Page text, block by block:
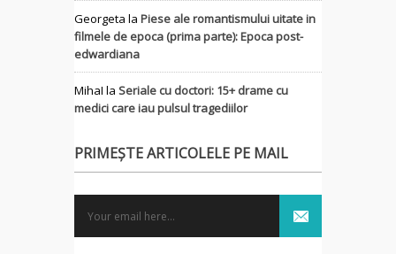
Georgeta la Piese ale romantismului uitate in
filmele de epoca (prima parte): Epoca post-
edwardiana
MihaI la Seriale cu doctori: 15+ drame cu
medici care iau pulsul tragediilor
PRIMEȘTE ARTICOLELE PE MAIL